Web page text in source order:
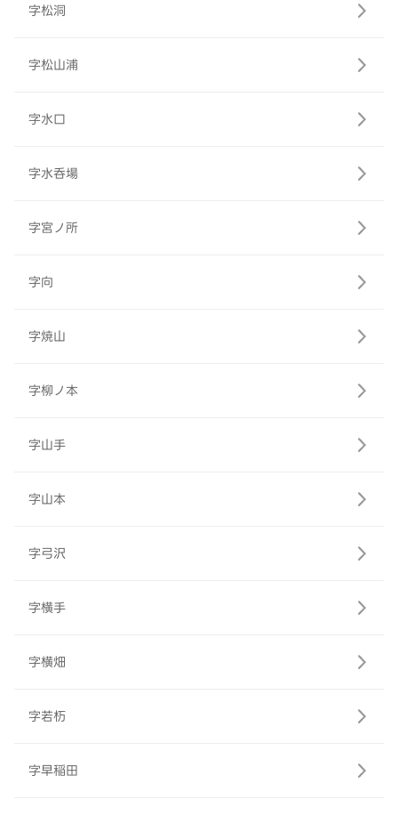
字松洞
字松山浦
字水口
字水呑場
字宮ノ所
字向
字焼山
字柳ノ本
字山手
字山本
字弓沢
字横手
字横畑
字若杤
字早稲田